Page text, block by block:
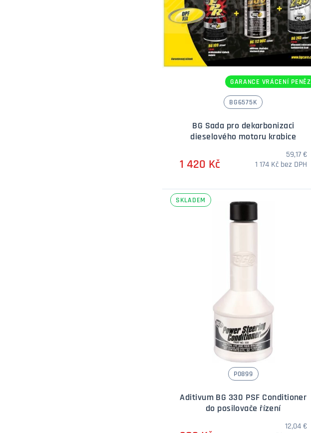
GARANCE VRÁCENÍ PENĚZ
BG6575K
BG Sada pro dekarbonizaci
dieselového motoru krabice
1 420 Kč
59,17 €
1 174 Kč bez DPH
SKLADEM
P0899
Aditivum BG 330 PSF Conditioner
do posilovače řízení
12,04 €